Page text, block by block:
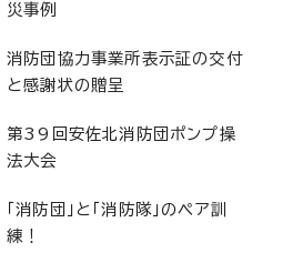
災事例
消防団協力事業所表示証の交付
と感謝状の贈呈
第39回安佐北消防団ポンプ操
法大会
「消防団」と「消防隊」のペア訓
練！